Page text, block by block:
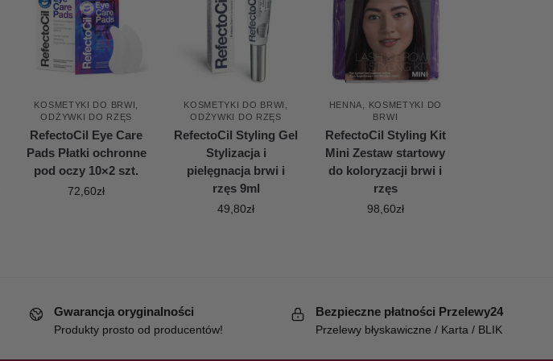
KOSMETYKI DO BRWI ,
ODŻYWKI DO RZĘS
RefectoCil Eye Care
Pads Płatki ochronne
pod oczy 10×2 szt.
72,60zł
KOSMETYKI DO BRWI ,
ODŻYWKI DO RZĘS
RefectoCil Styling Gel
Stylizacja i
pielęgnacja brwi i
rzęs 9ml
49,80zł
HENNA,
KOSMETYKI DO
BRWI
RefectoCil Styling Kit
Mini Zestaw startowy
do koloryzacji brwi i
rzęs
98,60zł
Gwarancja oryginalności
Produkty prosto od producentów!
Bezpieczne płatności Przelewy24
Przelewy błyskawiczne / Karta / BLIK